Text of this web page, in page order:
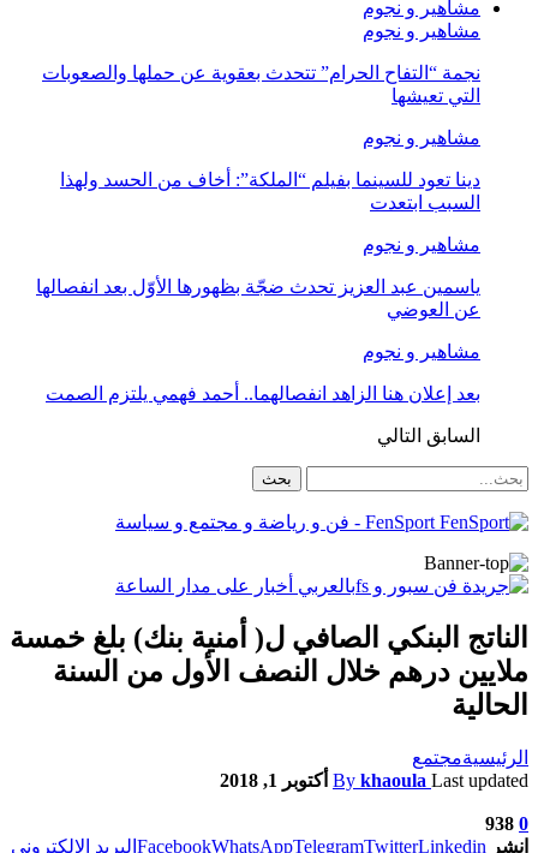
مشاهير و نجوم
مشاهير و نجوم
نجمة “التفاح الحرام” تتحدث بعقوية عن حملها والصعوبات
التي تعيشها
مشاهير و نجوم
دينا تعود للسينما بفيلم “الملكة”: أخاف من الحسد ولهذا
السبب ابتعدت
مشاهير و نجوم
ياسمين عبد العزيز تحدث ضجّة بظهورها الأوّل بعد انفصالها
عن العوضي
مشاهير و نجوم
بعد إعلان هنا الزاهد انفصالهما.. أحمد فهمي يلتزم الصمت
السابق التالي
FenSport - فن و رياضة و مجتمع و سياسة
الناتج البنكي الصافي ل( أمنية بنك) بلغ خمسة
ملايين درهم خلال النصف الأول من السنة
الحالية
الرئيسيةمجتمع
By khaoula Last updated أكتوبر 1, 2018
0
938
انشر
FacebookWhatsAppTelegramTwitterLinkedin البريد الإلكتروني